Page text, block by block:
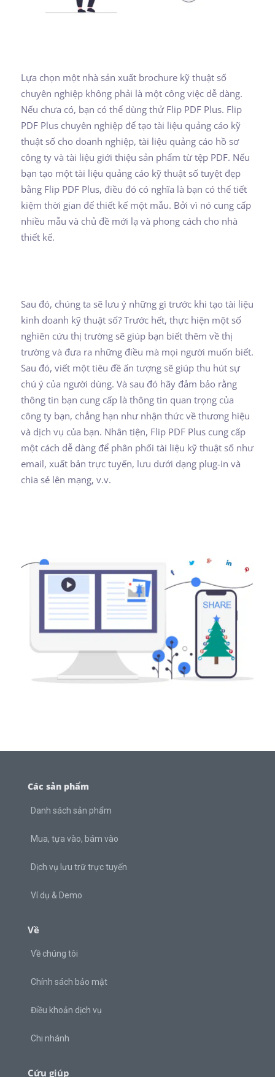
Lựa chọn một nhà sản xuất brochure kỹ thuật số
chuyên nghiệp không phải là một công việc dễ dàng.
Nếu chưa có, bạn có thể dùng thử Flip PDF Plus. Flip
PDF Plus chuyên nghiệp để tạo tài liệu quảng cáo kỹ
thuật số cho doanh nghiệp, tài liệu quảng cáo hồ sơ
công ty và tài liệu giới thiệu sản phẩm từ tệp PDF. Nếu
bạn tạo một tài liệu quảng cáo kỹ thuật số tuyệt đẹp
bằng Flip PDF Plus, điều đó có nghĩa là bạn có thể tiết
kiệm thời gian để thiết kế một mẫu. Bởi vì nó cung cấp
nhiều mẫu và chủ đề mới lạ và phong cách cho nhà
thiết kế.
Sau đó, chúng ta sẽ lưu ý những gì trước khi tạo tài liệu
kinh doanh kỹ thuật số? Trước hết, thực hiện một số
nghiên cứu thị trường sẽ giúp bạn biết thêm về thị
trường và đưa ra những điều mà mọi người muốn biết.
Sau đó, viết một tiêu đề ấn tượng sẽ giúp thu hút sự
chú ý của người dùng. Và sau đó hãy đảm bảo rằng
thông tin bạn cung cấp là thông tin quan trọng của
công ty bạn, chẳng hạn như nhận thức về thương hiệu
và dịch vụ của bạn. Nhân tiện, Flip PDF Plus cung cấp
một cách dễ dàng để phân phối tài liệu kỹ thuật số như
email, xuất bản trực tuyến, lưu dưới dạng plug-in và
chia sẻ lên mạng, v.v.
Các sản phẩm
Danh sách sản phẩm
Mua, tựa vào, bám vào
Dịch vụ lưu trữ trực tuyến
Ví dụ & Demo
Về
Về chúng tôi
Chính sách bảo mật
Điều khoản dịch vụ
Chi nhánh
Cứu giúp